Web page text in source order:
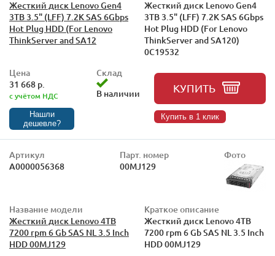
Жесткий диск Lenovo Gen4
3TB 3.5" (LFF) 7.2K SAS 6Gbps
Hot Plug HDD (For Lenovo
ThinkServer and SA12
Жесткий диск Lenovo Gen4
3TB 3.5" (LFF) 7.2K SAS 6Gbps
Hot Plug HDD (For Lenovo
ThinkServer and SA120)
0C19532
Цена
31 668 р.
с учётом НДС
Нашли
дешевле?
Склад
В наличии
КУПИТЬ
Купить в 1 клик
Артикул
А0000056368
Парт. номер
00MJ129
Фото
Название модели
Жесткий диск Lenovo 4TB
7200 rpm 6 Gb SAS NL 3.5 Inch
HDD 00MJ129
Краткое описание
Жесткий диск Lenovo 4TB
7200 rpm 6 Gb SAS NL 3.5 Inch
HDD 00MJ129